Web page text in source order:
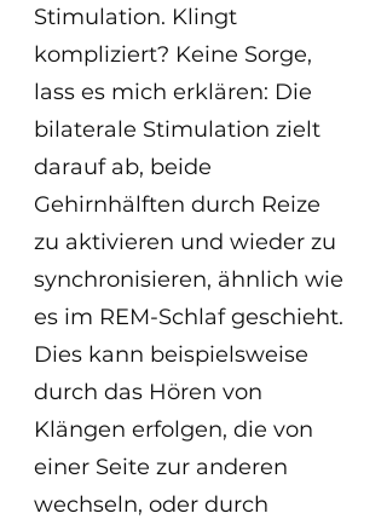
Stimulation. Klingt
kompliziert? Keine Sorge,
lass es mich erklären: Die
bilaterale Stimulation zielt
darauf ab, beide
Gehirnhälften durch Reize
zu aktivieren und wieder zu
synchronisieren, ähnlich wie
es im REM-Schlaf geschieht.
Dies kann beispielsweise
durch das Hören von
Klängen erfolgen, die von
einer Seite zur anderen
wechseln, oder durch